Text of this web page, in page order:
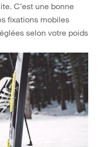
C’est une bonne
fixations mobiles
selon votre poids